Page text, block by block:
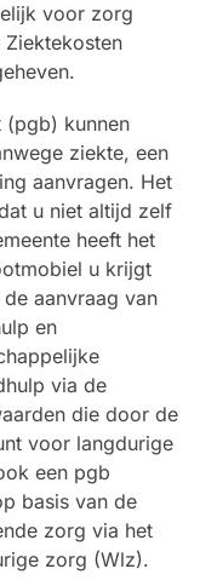
voor zorg
(pgb) kunnen
ziekte, een
aanvragen. Het
u niet altijd zelf
heeft het
u krijgt
aanvraag van
en
via de
die door de
voor langdurige
een pgb
basis van de
zorg via het
zorg (Wlz).